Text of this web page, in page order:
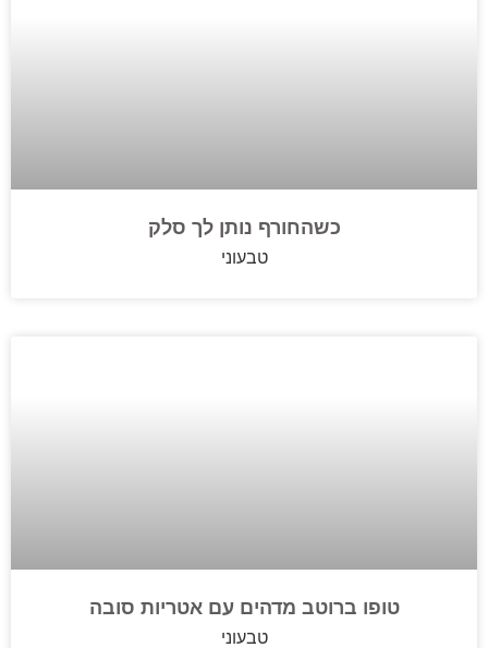
כשהחורף נותן לך סלק
טבעוני
טופו ברוטב מדהים עם אטריות סובה
טבעוני